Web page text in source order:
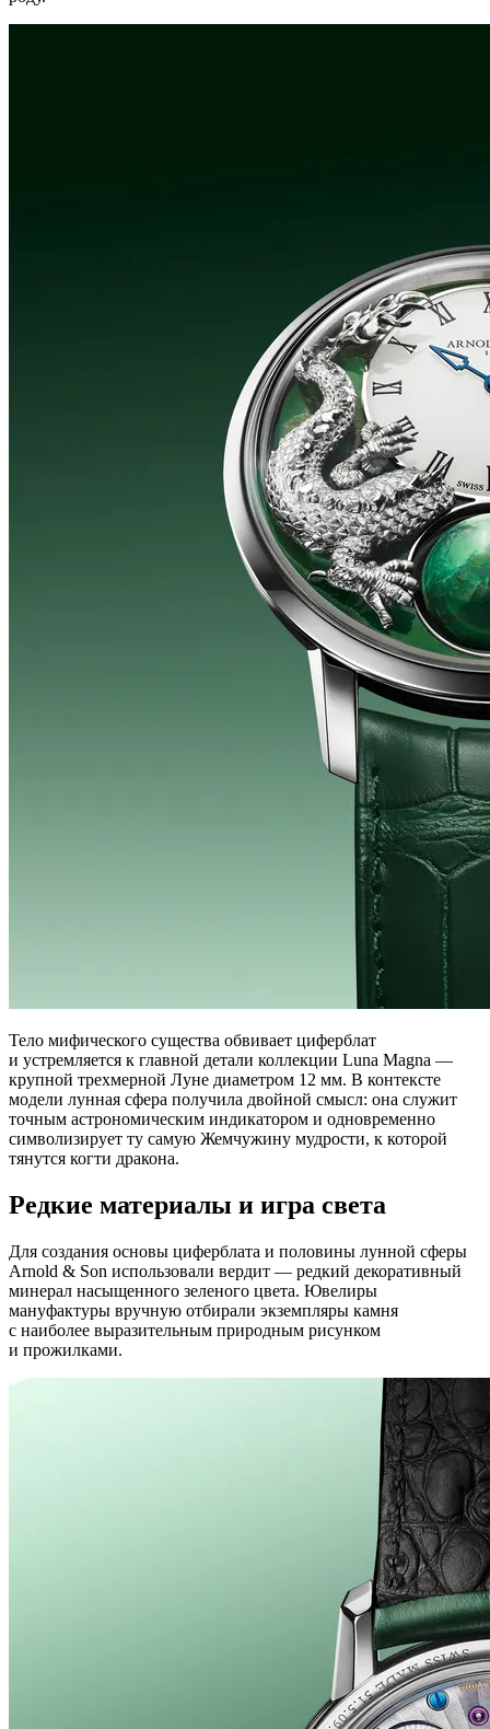
Тело мифического существа обвивает циферблат
и устремляется к главной детали коллекции Luna Magna —
крупной трехмерной Луне диаметром 12 мм. В контексте
модели лунная сфера получила двойной смысл: она служит
точным астрономическим индикатором и одновременно
символизирует ту самую Жемчужину мудрости, к которой
тянутся когти дракона.
Редкие материалы и игра света
Для создания основы циферблата и половины лунной сферы
Arnold & Son использовали вердит — редкий декоративный
минерал насыщенного зеленого цвета. Ювелиры
мануфактуры вручную отбирали экземпляры камня
с наиболее выразительным природным рисунком
и прожилками.